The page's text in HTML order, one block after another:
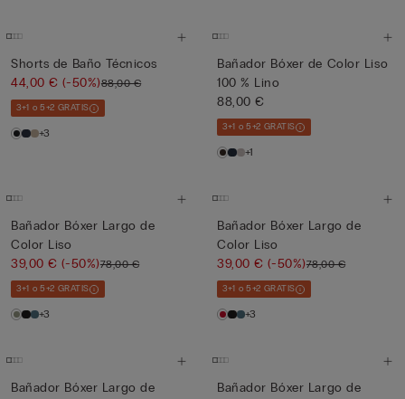
Shorts de Baño Técnicos
44,00 €(-50%)88,00 €
3+1 o 5+2 GRATIS
+3
Bañador Bóxer de Color Liso
100 % Lino
88,00 €
3+1 o 5+2 GRATIS
+1
Bañador Bóxer Largo de
Color Liso
39,00 €(-50%)78,00 €
3+1 o 5+2 GRATIS
+3
Bañador Bóxer Largo de
Color Liso
39,00 €(-50%)78,00 €
3+1 o 5+2 GRATIS
+3
Bañador Bóxer Largo de
Bañador Bóxer Largo de